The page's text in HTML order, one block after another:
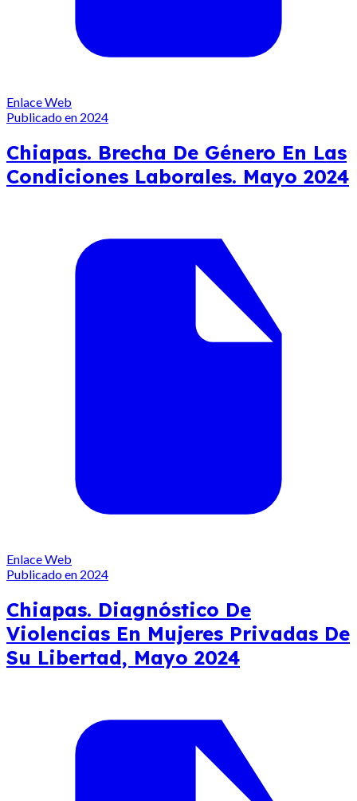
Enlace Web
Publicado en 2024
Chiapas. Brecha De Género En Las
Condiciones Laborales. Mayo 2024
Enlace Web
Publicado en 2024
Chiapas. Diagnóstico De
Violencias En Mujeres Privadas De
Su Libertad, Mayo 2024